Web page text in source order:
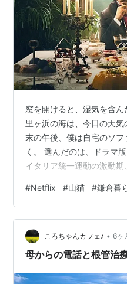
窓を開けると、湿気を含
里ヶ浜の海は、今日の天
末の午後、僕は自宅のソ
く。 選んだのは、ドラマ
イタリア統一運動の激動
（Shichirigahama）」。
響きが似ていないだろう
ない。だが、この際、似
僕のミッションは、この鎌
じることだ。これは単な
#Netflix #山猫 #鎌倉暮
ころちゃんカフェ♪ • 6ヶ
母からの電話と根管治